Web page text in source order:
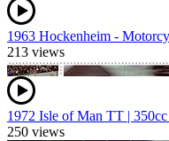
1963 Hockenheim -
213 views
1972 Isle of Man TT | 350cc
250 views